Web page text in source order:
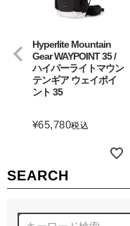
SEARCH
Hyperlite Mountain
Gear WAYPOINT 35 /
ハイパーライトマウン
テンギア ウェイポイ
ント 35
¥65,780税込